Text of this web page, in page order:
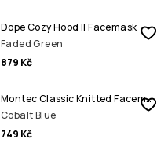
Dope Cozy Hood II Facemask
Faded Green
879 Kč
Montec Classic Knitted Facemask
Cobalt Blue
749 Kč